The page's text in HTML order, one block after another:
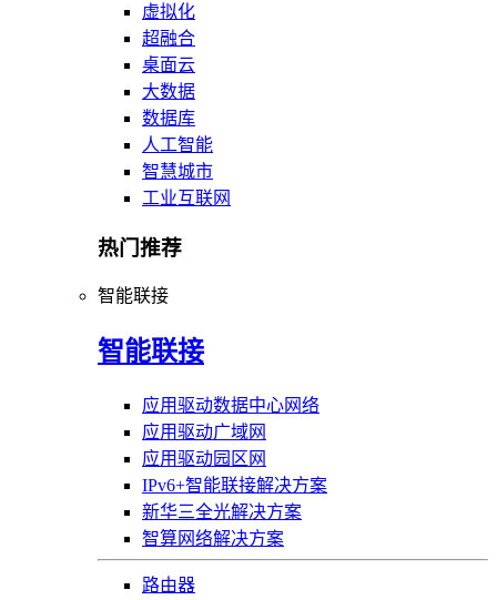
虚拟化
超融合
桌面云
大数据
数据库
人工智能
智慧城市
工业互联网
热门推荐
智能联接
智能联接
应用驱动数据中心网络
应用驱动广域网
应用驱动园区网
IPv6+智能联接解决方案
新华三全光解决方案
智算网络解决方案
路由器